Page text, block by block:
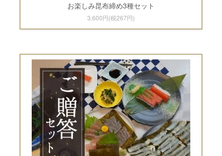
お楽しみ昆布締め3種セット
3,600円(税267円)